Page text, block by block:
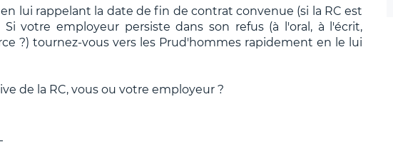
lui rappelant la date de fin de contrat convenue (si la RC est
votre employeur persiste dans son refus (à l'oral, à l'écrit,
?) tournez-vous vers les Prud'hommes rapidement en le lui
de la RC, vous ou votre employeur ?